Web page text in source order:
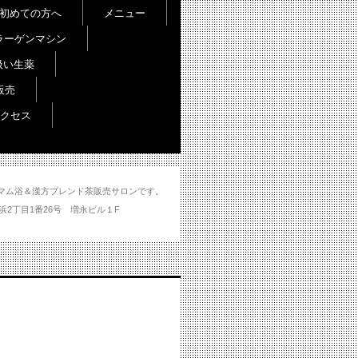
浴＆漢方ブレンド茶販売サロンです。
州浜2丁目1番26号 増永ビル１F
めての方へ メニュー
ーゲンマシン
い生薬
売
セス